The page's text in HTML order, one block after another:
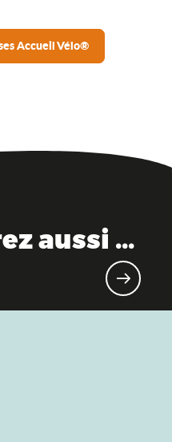
Accueil Vélo®
aussi ...
dehors, chaud